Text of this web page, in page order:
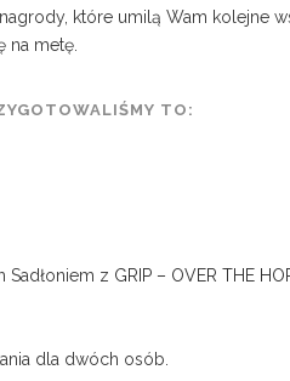
które umilą Wam kolejne
na metę.
TO:
Sadłoniem z GRIP – OVER THE
dla dwóch osób.